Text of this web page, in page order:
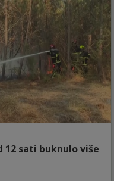
12 sati buknulo više